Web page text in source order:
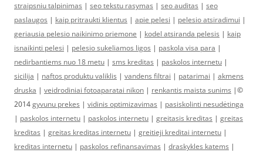
straipsniu talpinimas | seo tekstu rasymas | seo auditas | seo
paslaugos | kaip pritraukti klientus | apie pelesi | pelesio atsiradimui |
geriausia pelesio naikinimo priemone | kodel atsiranda pelesis | kaip
isnaikinti pelesi | pelesio sukeliamos ligos | paskola visa para |
nedirbantiems nuo 18 metu | sms kreditas | paskolos internetu |
sicilija | naftos produktu valiklis | vandens filtrai | patarimai | akmens
druska | veidrodiniai fotoaparatai nikon | renkantis maista sunims |©
2014gyvunu prekes | vidinis optimizavimas | pasiskolinti nesudėtinga
| paskolos internetu | paskolos internetu | greitasis kreditas | greitas
kreditas | greitas kreditas internetu | greitieji kreditai internetu |
kreditas internetu | paskolos refinansavimas | draskykles katems |